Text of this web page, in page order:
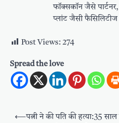
फॉक्सकॉन जैसे
प्लांट जैसी फैसिलिटीज
Post Views: 274
Spread the love
Post
⟵पत्नी ने की पति की हत्या:35